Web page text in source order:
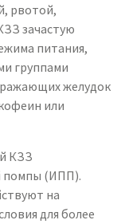
рвотой,
зачастую
питания,
группами
желудок
или
КЗЗ
помпы (ИПП).
на
для более